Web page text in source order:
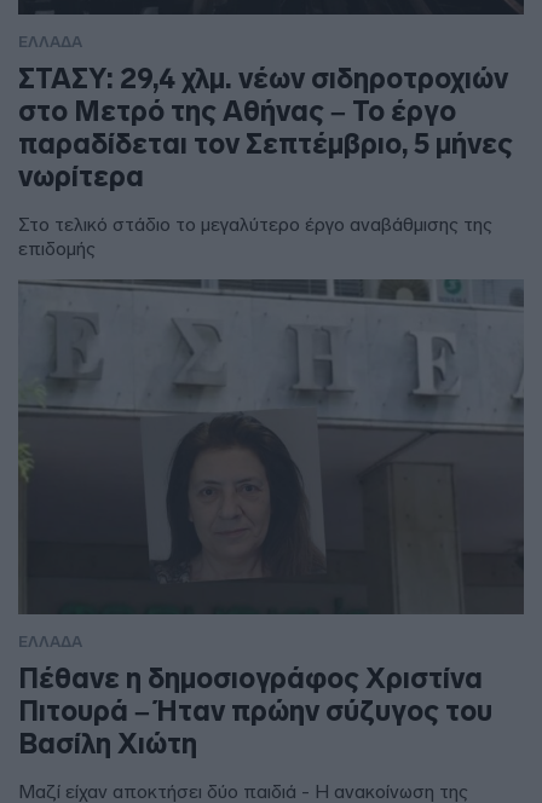
ΕΛΛΑΔΑ
ΣΤΑΣΥ: 29,4 χλμ. νέων σιδηροτροχιών
στο Μετρό της Αθήνας – Το έργο
παραδίδεται τον Σεπτέμβριο, 5 μήνες
νωρίτερα
Στο τελικό στάδιο το μεγαλύτερο έργο αναβάθμισης της
επιδομής
ΕΛΛΑΔΑ
Πέθανε η δημοσιογράφος Χριστίνα
Πιτουρά – Ήταν πρώην σύζυγος του
Βασίλη Χιώτη
Μαζί είχαν αποκτήσει δύο παιδιά - Η ανακοίνωση της